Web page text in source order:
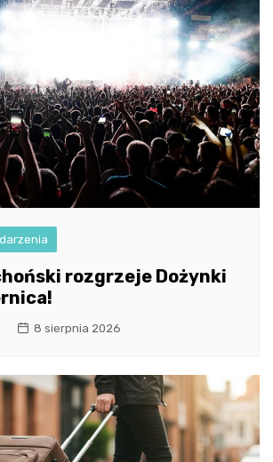
rozgrzeje Dożynki
8 sierpnia 2026